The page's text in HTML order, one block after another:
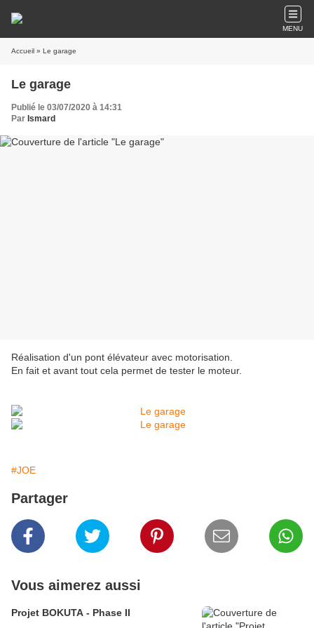
MENU
Accueil » Le garage
Le garage
Publié le 03/07/2020 à 14:31
Par Ismard
Réalisation d'un pont élévateur avec motorisation.
En fait et avant tout cela permet de tester le moteur.
#JOE
Partager
Vous aimerez aussi
Projet BOKUTA - Phase II